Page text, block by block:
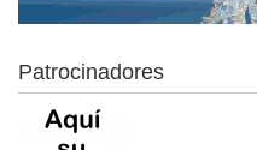
Patrocinadores